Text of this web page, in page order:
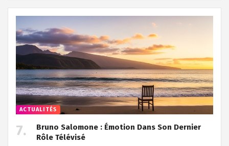
ACTUALITÉS
Bruno Salomone : Émotion Dans Son Dernier
Rôle Télévisé